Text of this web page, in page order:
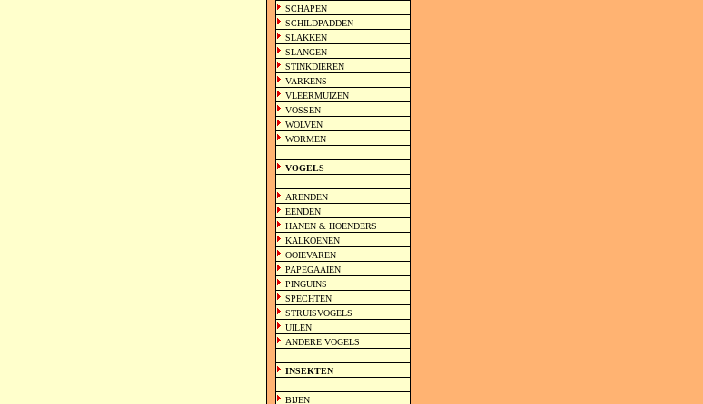
SCHAPEN
SCHILDPADDEN
SLAKKEN
SLANGEN
STINKDIEREN
VARKENS
VLEERMUIZEN
VOSSEN
WOLVEN
WORMEN
VOGELS
ARENDEN
EENDEN
HANEN & HOENDERS
KALKOENEN
OOIEVAREN
PAPEGAAIEN
PINGUINS
SPECHTEN
STRUISVOGELS
UILEN
ANDERE VOGELS
INSEKTEN
BIJEN